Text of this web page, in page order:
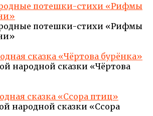
потешки-стихи «Рифмы
потешки-стихи «Рифмы
сказка «Чёртова бурёнка»
народной сказки «Чёртова
сказка «Ссора птиц»
народной сказки «Ссора